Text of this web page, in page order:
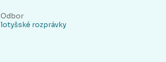
Odbor
lotyšské rozprávky